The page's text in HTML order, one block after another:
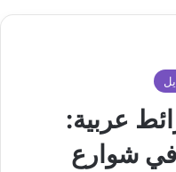
عربية:
شوارع